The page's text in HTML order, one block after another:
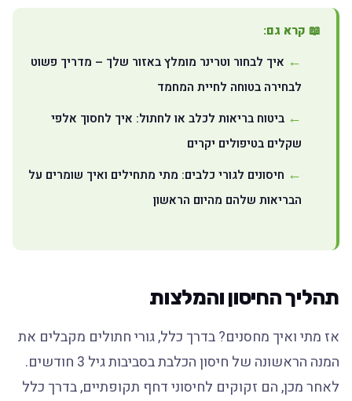
📖 קרא גם:
איך לבחור וטרינר מומלץ באזור שלך – מדריך פשוט
לבחירה בטוחה לחיית המחמד
ביטוח בריאות לכלב או לחתול: איך לחסוך אלפי
שקלים בטיפולים יקרים
חיסונים לגורי כלבים: מתי מתחילים ואיך שומרים על
הבריאות שלהם מהיום הראשון
תהליך החיסון והמלצות
אז מתי ואיך מחסנים? בדרך כלל, גורי חתולים מקבלים את
המנה הראשונה של חיסון הכלבת בסביבות גיל 3 חודשים.
לאחר מכן, הם זקוקים לחיסוני דחף תקופתיים, בדרך כלל